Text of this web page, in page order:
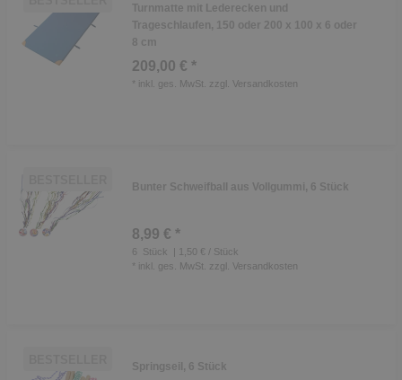
Turnmatte mit Lederecken und
Trageschlaufen, 150 oder 200 x 100 x 6 oder
8 cm
209,00 € *
* inkl. ges. MwSt. zzgl. Versandkosten
Bunter Schweifball aus Vollgummi, 6 Stück
8,99 € *
6 Stück
| 1,50 € / Stück
* inkl. ges. MwSt. zzgl. Versandkosten
Springseil, 6 Stück